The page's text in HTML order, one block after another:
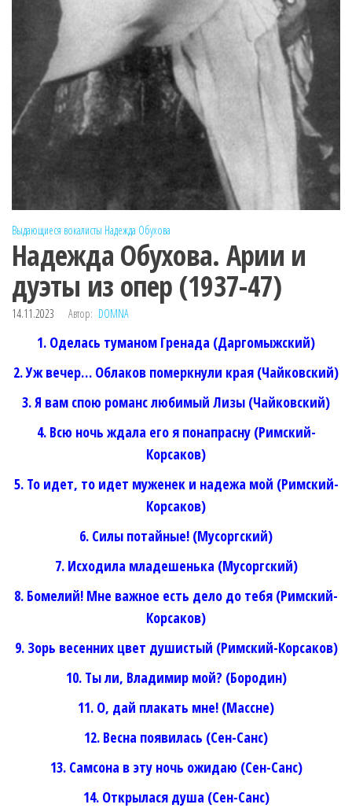
Выдающиеся вокалисты Надежда Обухова
Надежда Обухова. Арии и
дуэты из опер (1937-47)
14.11.2023 Автор: DOMNA
1. Оделась туманом Гренада (Даргомыжский)
2. Уж вечер… Облаков померкнули края (Чайковский)
3. Я вам спою романс любимый Лизы (Чайковский)
4. Всю ночь ждала его я понапрасну (Римский-
Корсаков)
5. То идет, то идет муженек и надежа мой (Римский-
Корсаков)
6. Силы потайные! (Мусоргский)
7. Исходила младешенька (Мусоргский)
8. Бомелий! Мне важное есть дело до тебя (Римский-
Корсаков)
9. Зорь весенних цвет душистый (Римский-Корсаков)
10. Ты ли, Владимир мой? (Бородин)
11. О, дай плакать мне! (Массне)
12. Весна появилась (Сен-Санс)
13. Самсона в эту ночь ожидаю (Сен-Санс)
14. Открылася душа (Сен-Санс)